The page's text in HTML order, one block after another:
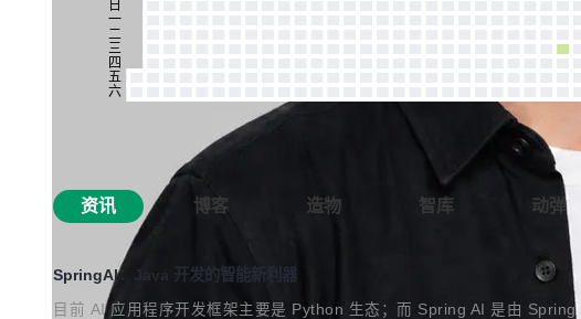
资讯 博客 造物 智库 动弹
SpringAI：Java 开发的智能新利器
目前 AI 应用程序开发框架主要是 Python 生态；而 Spring AI 是由